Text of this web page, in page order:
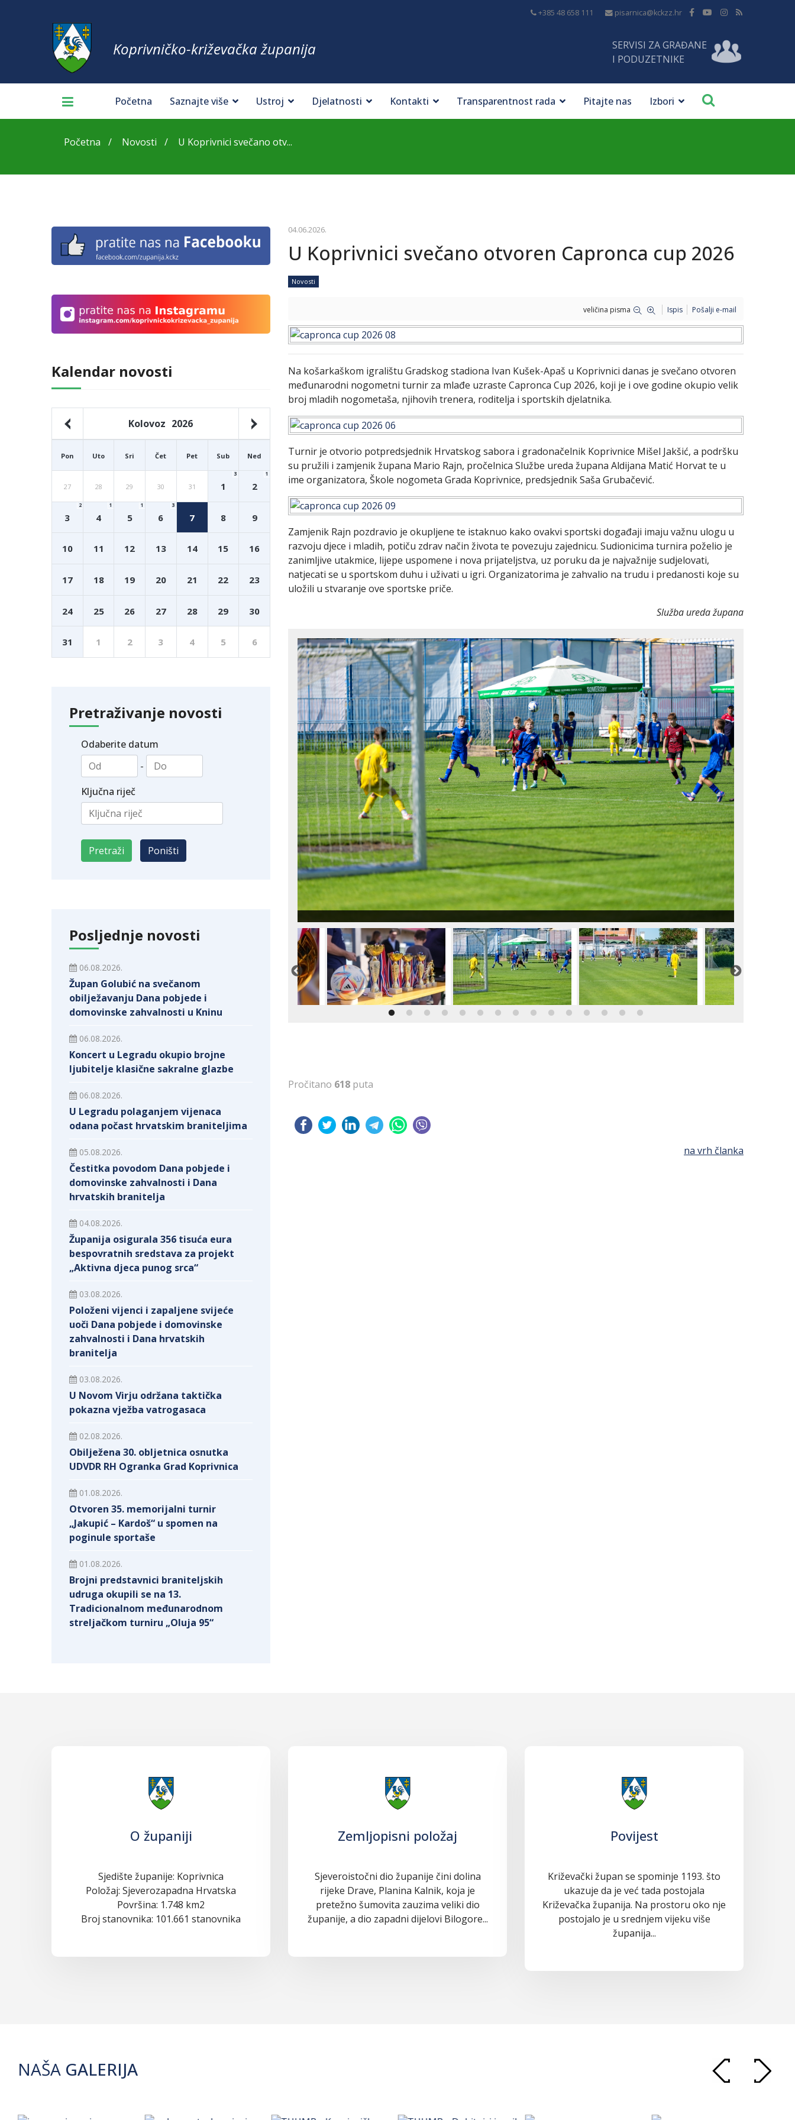
+385 48 658 111 pisarnica@kckzz.hr
Koprivničko-križevačka županija
SERVISI ZA GRAĐANE
I PODUZETNIKE
Početna Saznajte više Ustroj Djelatnosti Kontakti Transparentnost rada Pitajte nas Izbori
Početna Novosti U Koprivnici svečano otv...
Kalendar novosti
Kolovoz 2026
Pon Uto Sri Čet Pet Sub Ned
27 28 29 30 31 1
3
2
1
3
2
4
1
5
1
6
3
7 8 9
10 11 12 13 14 15 16
17 18 19 20 21 22 23
24 25 26 27 28 29 30
31 1 2 3 4 5 6
Pretraživanje novosti
Odaberite datum
-
Ključna riječ
Posljednje novosti
06.08.2026.
Župan Golubić na svečanom
obilježavanju Dana pobjede i
domovinske zahvalnosti u Kninu
06.08.2026.
Koncert u Legradu okupio brojne
ljubitelje klasične sakralne glazbe
06.08.2026.
U Legradu polaganjem vijenaca
odana počast hrvatskim braniteljima
05.08.2026.
Čestitka povodom Dana pobjede i
domovinske zahvalnosti i Dana
hrvatskih branitelja
04.08.2026.
Županija osigurala 356 tisuća eura
bespovratnih sredstava za projekt
„Aktivna djeca punog srca“
03.08.2026.
Položeni vijenci i zapaljene svijeće
uoči Dana pobjede i domovinske
zahvalnosti i Dana hrvatskih
branitelja
03.08.2026.
U Novom Virju održana taktička
pokazna vježba vatrogasaca
02.08.2026.
Obilježena 30. obljetnica osnutka
UDVDR RH Ogranka Grad Koprivnica
01.08.2026.
Otvoren 35. memorijalni turnir
„Jakupić – Kardoš“ u spomen na
poginule sportaše
01.08.2026.
Brojni predstavnici braniteljskih
udruga okupili se na 13.
Tradicionalnom međunarodnom
streljačkom turniru „Oluja 95“
04.06.2026.
U Koprivnici svečano otvoren Capronca cup 2026
Novosti
veličina pisma Ispis Pošalji e-mail
Na košarkaškom igralištu Gradskog stadiona Ivan Kušek-Apaš u Koprivnici danas je svečano otvoren
međunarodni nogometni turnir za mlađe uzraste Capronca Cup 2026, koji je i ove godine okupio velik
broj mladih nogometaša, njihovih trenera, roditelja i sportskih djelatnika.
Turnir je otvorio potpredsjednik Hrvatskog sabora i gradonačelnik Koprivnice Mišel Jakšić, a podršku
su pružili i zamjenik župana Mario Rajn, pročelnica Službe ureda župana Aldijana Matić Horvat te u
ime organizatora, Škole nogometa Grada Koprivnice, predsjednik Saša Grubačević.
Zamjenik Rajn pozdravio je okupljene te istaknuo kako ovakvi sportski događaji imaju važnu ulogu u
razvoju djece i mladih, potiču zdrav način života te povezuju zajednicu. Sudionicima turnira poželio je
zanimljive utakmice, lijepe uspomene i nova prijateljstva, uz poruku da je najvažnije sudjelovati,
natjecati se u sportskom duhu i uživati u igri. Organizatorima je zahvalio na trudu i predanosti koje su
uložili u stvaranje ove sportske priče.
Služba ureda župana
Pročitano 618 puta
na vrh članka
O županiji
Sjedište županije: Koprivnica
Položaj: Sjeverozapadna Hrvatska
Površina: 1.748 km2
Broj stanovnika: 101.661 stanovnika
Zemljopisni položaj
Sjeveroistočni dio županije čini dolina
rijeke Drave, Planina Kalnik, koja je
pretežno šumovita zauzima veliki dio
županije, a dio zapadni dijelovi Bilogore...
Povijest
Križevački župan se spominje 1193. što
ukazuje da je već tada postojala
Križevačka županija. Na prostoru oko nje
postojalo je u srednjem vijeku više
županija...
NAŠA GALERIJA